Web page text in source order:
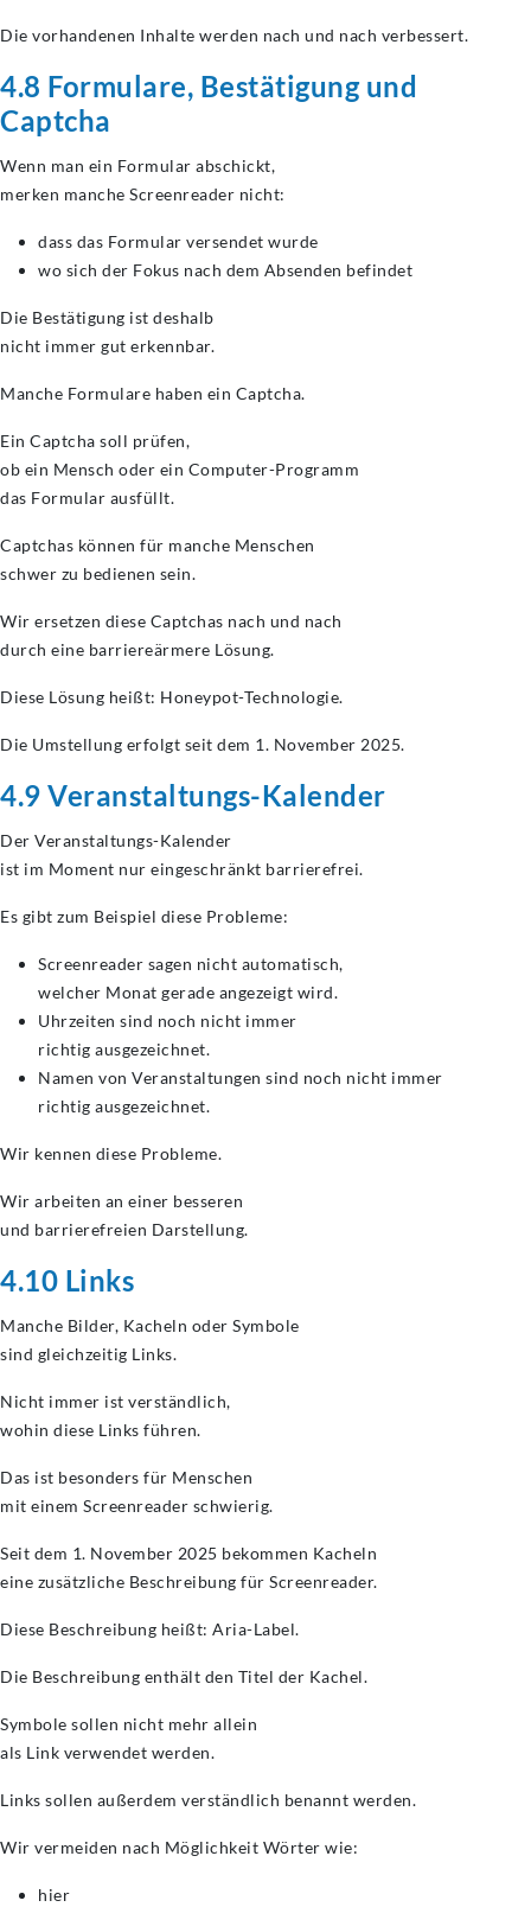
Die vorhandenen Inhalte werden nach und nach verbessert.
4.8 Formulare, Bestätigung und
Captcha
Wenn man ein Formular abschickt,
merken manche Screenreader nicht:
dass das Formular versendet wurde
wo sich der Fokus nach dem Absenden befindet
Die Bestätigung ist deshalb
nicht immer gut erkennbar.
Manche Formulare haben ein Captcha.
Ein Captcha soll prüfen,
ob ein Mensch oder ein Computer-Programm
das Formular ausfüllt.
Captchas können für manche Menschen
schwer zu bedienen sein.
Wir ersetzen diese Captchas nach und nach
durch eine barriereärmere Lösung.
Diese Lösung heißt: Honeypot-Technologie.
Die Umstellung erfolgt seit dem 1. November 2025.
4.9 Veranstaltungs-Kalender
Der Veranstaltungs-Kalender
ist im Moment nur eingeschränkt barrierefrei.
Es gibt zum Beispiel diese Probleme:
Screenreader sagen nicht automatisch,
welcher Monat gerade angezeigt wird.
Uhrzeiten sind noch nicht immer
richtig ausgezeichnet.
Namen von Veranstaltungen sind noch nicht immer
richtig ausgezeichnet.
Wir kennen diese Probleme.
Wir arbeiten an einer besseren
und barrierefreien Darstellung.
4.10 Links
Manche Bilder, Kacheln oder Symbole
sind gleichzeitig Links.
Nicht immer ist verständlich,
wohin diese Links führen.
Das ist besonders für Menschen
mit einem Screenreader schwierig.
Seit dem 1. November 2025 bekommen Kacheln
eine zusätzliche Beschreibung für Screenreader.
Diese Beschreibung heißt: Aria-Label.
Die Beschreibung enthält den Titel der Kachel.
Symbole sollen nicht mehr allein
als Link verwendet werden.
Links sollen außerdem verständlich benannt werden.
Wir vermeiden nach Möglichkeit Wörter wie:
hier